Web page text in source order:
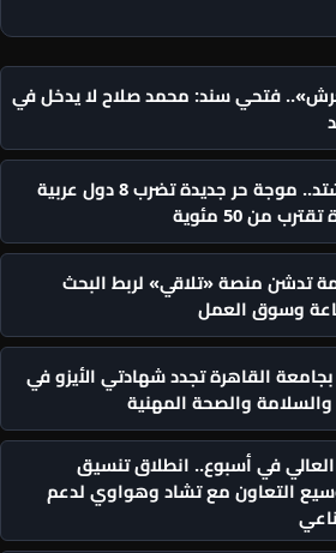
فتحي سند: محمد صلاح لا يدخل في
صيف 2026 يشتد.. موجة حر جديدة تضرب 8 دول عربية
من 50 مئوية
تدشن منصة «تلاقي» لربط البحث
وسوق العمل
القاهرة تجدد شهادتي الأيزو في
والسلامة والصحة المهنية
العالي في أسبوع.. انطلاق تنسيق
التعاون مع تشاد وهواوي لدعم